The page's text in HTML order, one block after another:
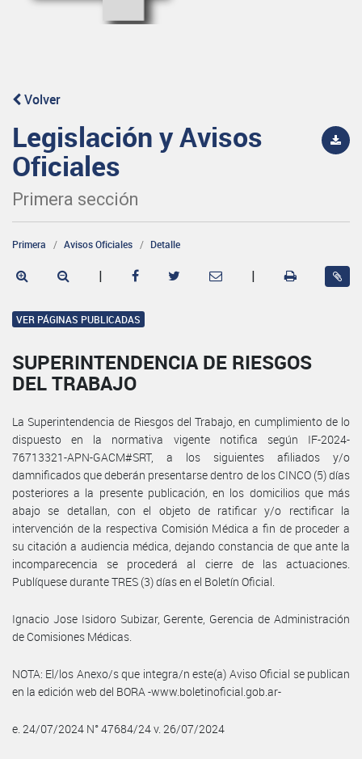
Volver
Legislación y Avisos
Oficiales
Primera sección
Primera Avisos Oficiales Detalle
| |
VER PÁGINAS PUBLICADAS
SUPERINTENDENCIA DE RIESGOS
DEL TRABAJO
La Superintendencia de Riesgos del Trabajo, en cumplimiento de lo
dispuesto en la normativa vigente notifica según IF-2024-
76713321-APN-GACM#SRT, a los siguientes afiliados y/o
damnificados que deberán presentarse dentro de los CINCO (5) días
posteriores a la presente publicación, en los domicilios que más
abajo se detallan, con el objeto de ratificar y/o rectificar la
intervención de la respectiva Comisión Médica a fin de proceder a
su citación a audiencia médica, dejando constancia de que ante la
incomparecencia se procederá al cierre de las actuaciones.
Publíquese durante TRES (3) días en el Boletín Oficial.
Ignacio Jose Isidoro Subizar, Gerente, Gerencia de Administración
de Comisiones Médicas.
NOTA: El/los Anexo/s que integra/n este(a) Aviso Oficial se publican
en la edición web del BORA -www.boletinoficial.gob.ar-
e. 24/07/2024 N° 47684/24 v. 26/07/2024